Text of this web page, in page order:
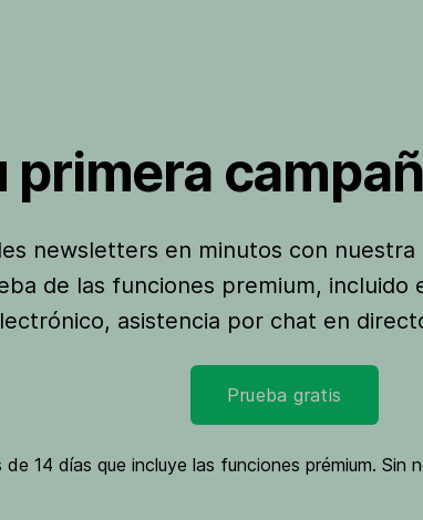
primera
newsletters en minutos con
de las funciones premium, incluido
asistencia por chat en
Prueba gratis
14 días que incluye las funciones prémium.